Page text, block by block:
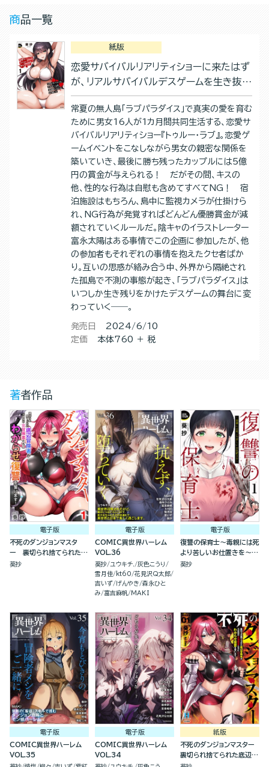
商品一覧
紙版
恋愛サバイバルリアリティショーに来たはず
が、リアルサバイバルデスゲームを生き抜く
ことになりました(1)
常夏の無人島「ラブパラダイス」で真実の愛を育む
ために男女16人が1カ月間共同生活する、恋愛サ
バイバルリアリティショー『トゥルー・ラブ』。恋愛ゲ
ームイベントをこなしながら男女の親密な関係を
築いていき、最後に勝ち残ったカップルには5億
円の賞金が与えられる！ だがその間、キスの
他、性的な行為は自慰も含めてすべてNG！ 宿
泊施設はもちろん、島中に監視カメラが仕掛けら
れ、NG行為が発覚すればどんどん優勝賞金が減
額されていくルールだ。陰キャのイラストレーター
富永太陽はある事情でこの企画に参加したが、他
の参加者もそれぞれの事情を抱えたクセ者ばか
り。互いの思惑が絡み合う中、外界から隔絶され
た孤島で不測の事態が起き、「ラブパラダイス」は
いつしか生き残りをかけたデスゲームの舞台に変
わっていく――。
発売日
2024/6/10
定価
本体760 ＋ 税
著者作品
電子版
不死のダンジョンマスタ
ー 裏切られ捨てられた底
辺冒険者が元仲間の女冒険
葵抄
電子版
COMIC異世界ハーレム
VOL.36
葵抄 ユウキチ.
灰色こうり
雪月佳
kt60 花見沢Q太郎
吉いず げんやき 森永ひと
み
富吉麻帆 MAKI
電子版
復讐の保育士～毒親には死
より苦しいお仕置きを～
（分冊版）
葵抄
電子版
COMIC異世界ハーレム
VOL.35
電子版
COMIC異世界ハーレム
VOL.34
紙版
不死のダンジョンマスター
裏切られ捨てられた底辺冒
険者が元仲間の女冒険者た